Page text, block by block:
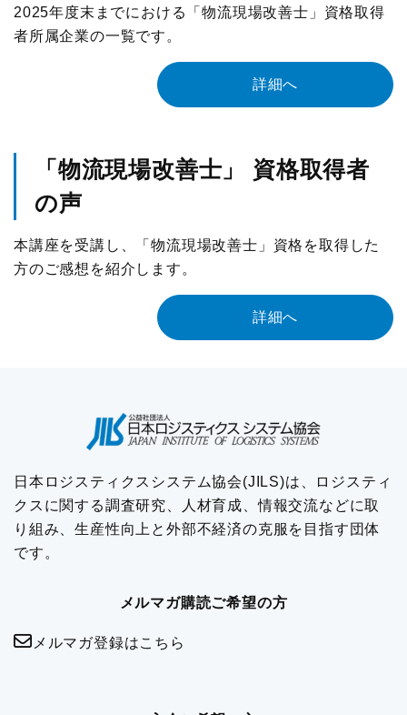
2025年度末までにおける「物流現場改善士」資格取得
者所属企業の一覧です。
詳細へ
「物流現場改善士」 資格取得者
の声
本講座を受講し、「物流現場改善士」資格を取得した
方のご感想を紹介します。
詳細へ
日本ロジスティクスシステム協会(JILS)は、ロジスティ
クスに関する調査研究、人材育成、情報交流などに取
り組み、生産性向上と外部不経済の克服を目指す団体
です。
メルマガ購読ご希望の方
メルマガ登録はこちら